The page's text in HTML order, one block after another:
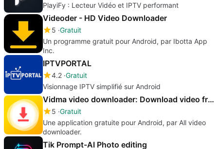
PlayiFy : Lecteur Vidéo et IPTV performant
Videoder - HD Video Downloader
5 Gratuit
Un programme gratuit pour Android, par Ibotta App
Inc.
IPTVPORTAL
4.2 Gratuit
Visionnage IPTV simplifié sur Android
Vidma video downloader: Download video from web
5 Gratuit
Une application gratuite pour Android, par All video
downloader.
Tik Prompt-AI Photo editing